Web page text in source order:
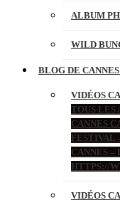
ALBUM
WILD
BLOG DE
VIDÉOS
TOUS LES
CANNES
FESTIVAL
CANNES –
HTTPS://
VIDÉOS